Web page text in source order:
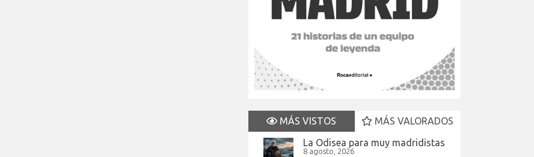
MÁS VISTOS
MÁS VALORADOS
La Odisea para muy madridistas
8 agosto, 2026